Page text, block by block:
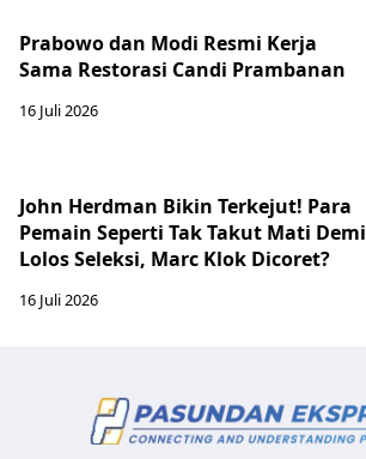
Prabowo dan Modi Resmi Kerja
Sama Restorasi Candi Prambanan
16 Juli 2026
John Herdman Bikin Terkejut! Para
Pemain Seperti Tak Takut Mati Demi
Lolos Seleksi, Marc Klok Dicoret?
16 Juli 2026